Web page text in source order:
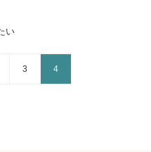
い
3 4